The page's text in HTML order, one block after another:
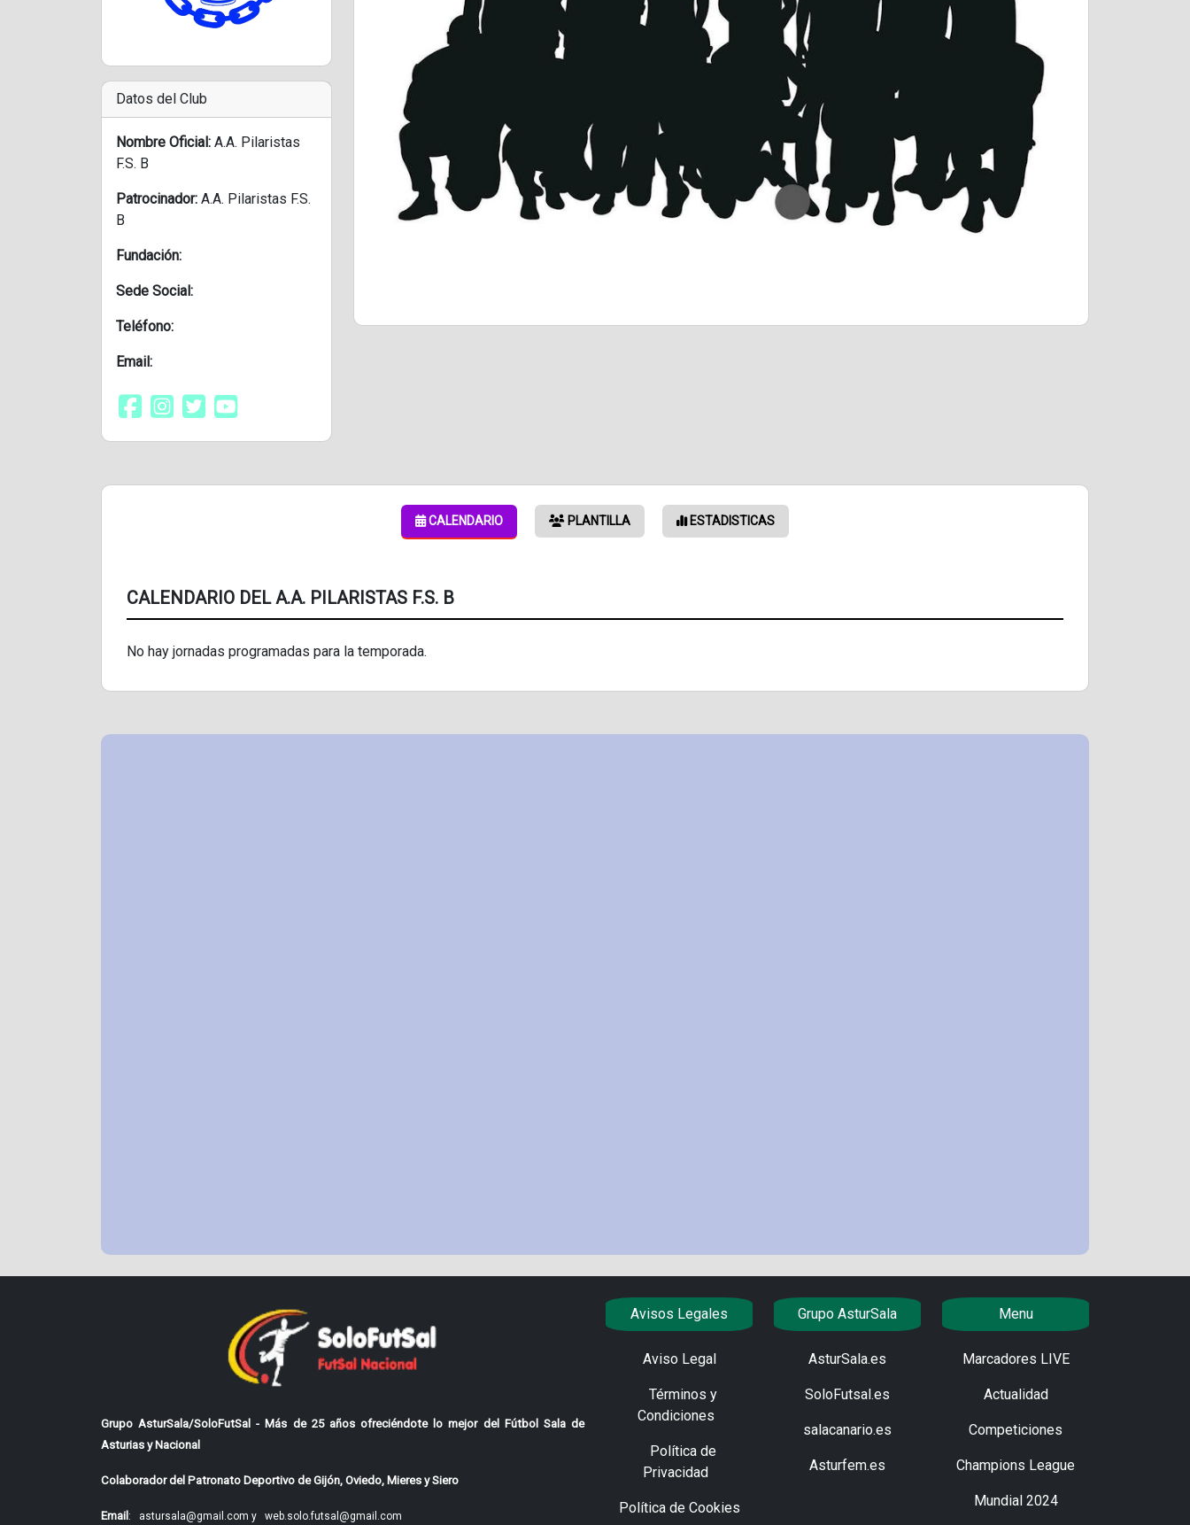
Datos del Club
Nombre Oficial: A.A. Pilaristas
F.S. B
Patrocinador: A.A. Pilaristas F.S.
B
Fundación:
Sede Social:
Teléfono:
Email:
CALENDARIO PLANTILLA ESTADISTICAS
CALENDARIO DEL A.A. PILARISTAS F.S. B
No hay jornadas programadas para la temporada.
Grupo AsturSala/SoloFutSal - Más de 25 años ofreciéndote lo mejor del Fútbol Sala de
Asturias y Nacional
Colaborador del Patronato Deportivo de Gijón, Oviedo, Mieres y Siero
Email : astursala@gmail.com y web.solo.futsal@gmail.com
Avisos Legales
Aviso Legal
Términos y
Condiciones
Política de
Privacidad
Política de Cookies
Grupo AsturSala
AsturSala.es
SoloFutsal.es
salacanario.es
Asturfem.es
Menu
Marcadores LIVE
Actualidad
Competiciones
Champions League
Mundial 2024